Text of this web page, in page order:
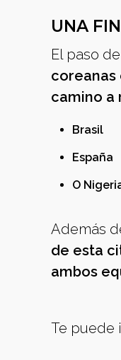
UNA
El paso
coreanas
camino a
Brasil
España
O
Además
de esta
ambos
Te puede